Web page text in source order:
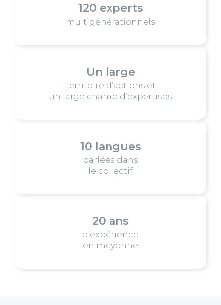
120 experts
multigénérationnels
Un large
territoire d’actions et
un large champ d’expertises
10 langues
parlées dans
le collectif
20 ans
d’expérience
en moyenne